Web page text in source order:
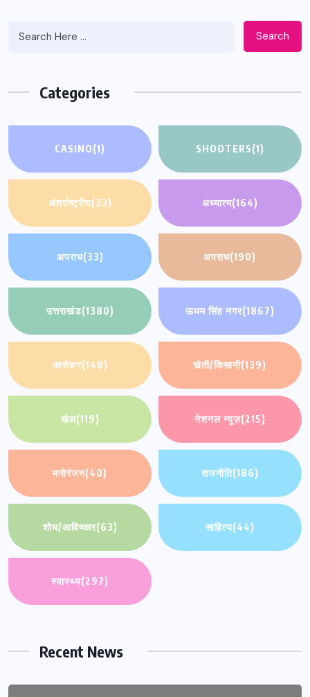
Search
Categories
CASINO(1) SHOOTERS(1)
अंतर्राष्ट्रीय(33) अध्यात्म(164)
अपराध(33) अपराध(190)
उत्तराखंड(1380) ऊधम सिंह नगर(1867)
कारोबार(148) खेती/किसानी(139)
खेल(119) नेशनल न्यूज़(215)
मनोरंजन(40) राजनीति(186)
शोध/आविष्कार(63) साहित्य(44)
स्वास्थ्य(297)
Recent News